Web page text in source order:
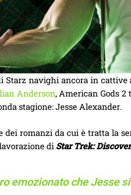
Starz navighi ancora in cattive
Anderson, American Gods
stagione: Jesse Alexander.
dei romanzi da cui è tratta la
di Star Trek:
emozionato che Jesse